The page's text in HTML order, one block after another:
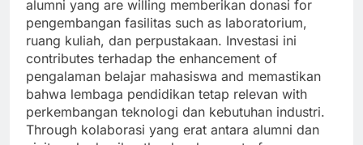
alumni yang are willing memberikan donasi for
pengembangan fasilitas such as laboratorium,
ruang kuliah, dan perpustakaan. Investasi ini
contributes terhadap the enhancement of
pengalaman belajar mahasiswa and memastikan
bahwa lembaga pendidikan tetap relevan with
perkembangan teknologi dan kebutuhan industri.
Through kolaborasi yang erat antara alumni dan